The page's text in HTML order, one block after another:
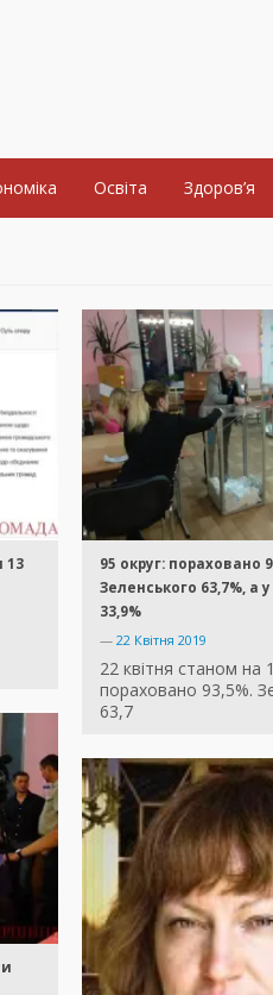
Освіта Здоров’я
13
95 округ: пораховано
Зеленського 63,7%, а
33,9%
— 22 Квітня 2019
22 квітня станом на
пораховано 93,5%.
63,7